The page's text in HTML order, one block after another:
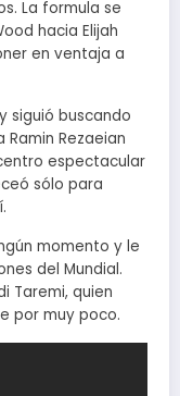
La formula se
hacia Elijah
en ventaja a
siguió buscando
Rezaeian
espectacular
sólo para
momento y le
del Mundial.
Taremi, quien
por muy poco.